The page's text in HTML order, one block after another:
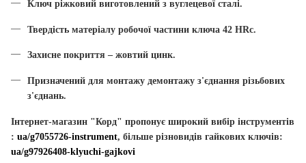
Ключ ріжковий виготовлений з вуглецевої сталі.
Твердість матеріалу робочої частини ключа 42 HRc.
Захисне покриття – жовтий цинк.
Призначений для монтажу демонтажу з'єднання різьбових
з'єднань.
Інтернет-магазин "Корд" пропонує широкий вибір інструментів
: ua/g7055726-instrument, більше різновидів гайкових ключів:
ua/g97926408-klyuchi-gajkovi